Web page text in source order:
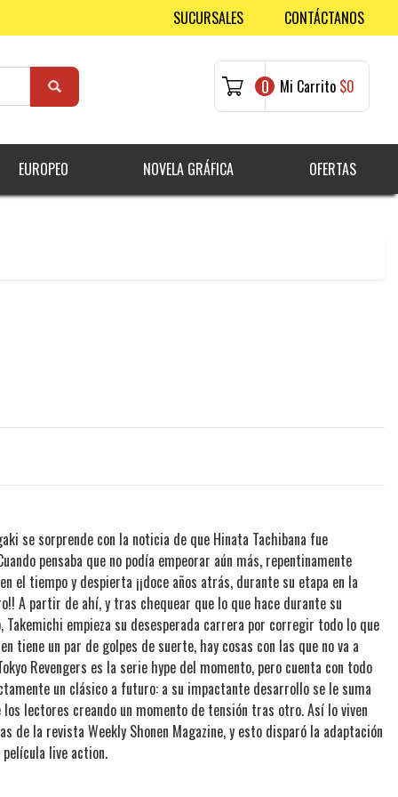
SUCURSALES CONTÁCTANOS
0 Mi Carrito $0
EUROPEO NOVELA GRÁFICA OFERTAS
se sorprende con la noticia de que Hinata Tachibana fue
pensaba que no podía empeorar aún más, repentinamente
el tiempo y despierta ¡¡doce años atrás, durante su etapa en la
A partir de ahí, y tras chequear que lo que hace durante su
empieza su desesperada carrera por corregir todo lo que
tiene un par de golpes de suerte, hay cosas con las que no va a
Revengers es la serie hype del momento, pero cuenta con todo
un clásico a futuro: a su impactante desarrollo se le suma
lectores creando un momento de tensión tras otro. Así lo viven
de la revista Weekly Shonen Magazine, y esto disparó la adaptación
live action.